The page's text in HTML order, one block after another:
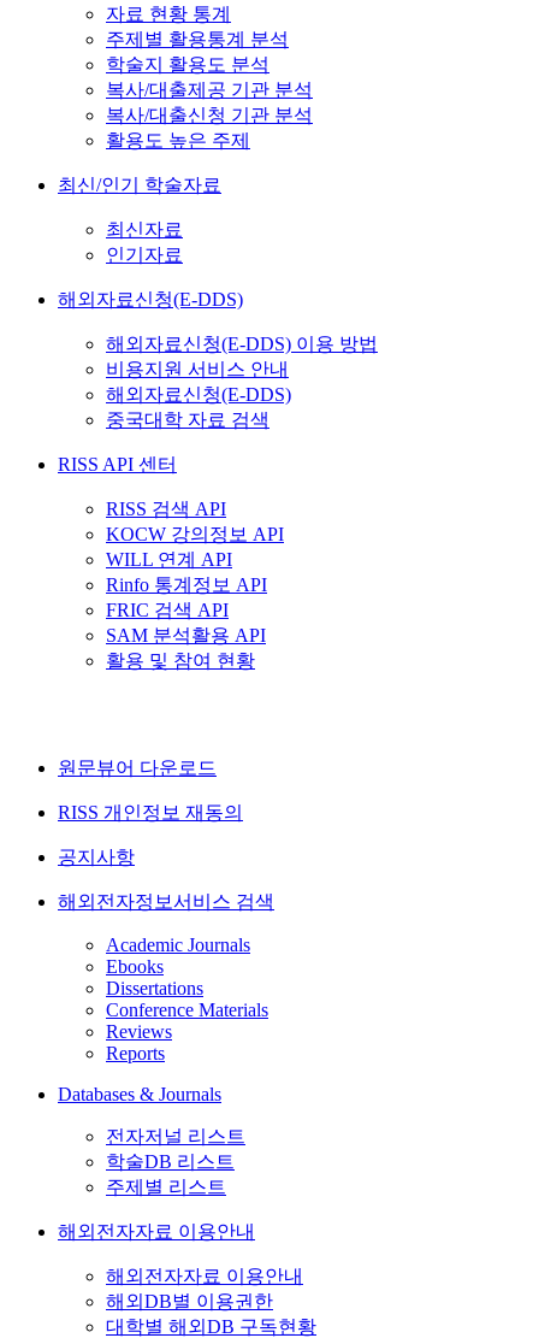
자료 현황 통계
주제별 활용통계 분석
학술지 활용도 분석
복사/대출제공 기관 분석
복사/대출신청 기관 분석
활용도 높은 주제
최신/인기 학술자료
최신자료
인기자료
해외자료신청(E-DDS)
해외자료신청(E-DDS) 이용 방법
비용지원 서비스 안내
해외자료신청(E-DDS)
중국대학 자료 검색
RISS API 센터
RISS 검색 API
KOCW 강의정보 API
WILL 연계 API
Rinfo 통계정보 API
FRIC 검색 API
SAM 분석활용 API
활용 및 참여 현황
원문뷰어 다운로드
RISS 개인정보 재동의
공지사항
해외전자정보서비스 검색
Academic Journals
Ebooks
Dissertations
Conference Materials
Reviews
Reports
Databases & Journals
전자저널 리스트
학술DB 리스트
주제별 리스트
해외전자자료 이용안내
해외전자자료 이용안내
해외DB별 이용권한
대학별 해외DB 구독현황